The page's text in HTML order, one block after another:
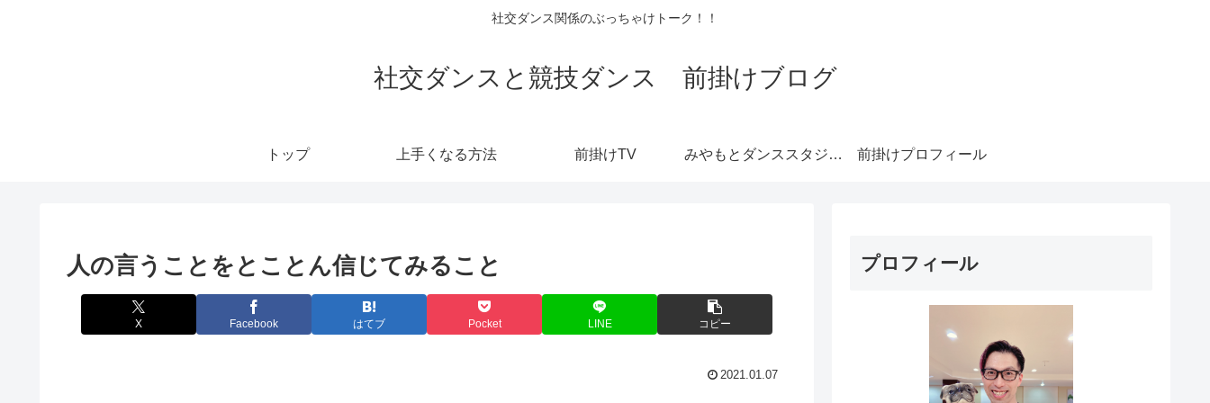
社交ダンス関係のぶっちゃけトーク！！
社交ダンスと競技ダンス 前掛けブログ
トップ 上手くなる方法 前掛けTV みやもとダンススタジオ札幌 前掛けプロフィール
人の言うことをとことん信じてみること
X Facebook はてブ Pocket LINE コピー
2021.01.07
プロフィール